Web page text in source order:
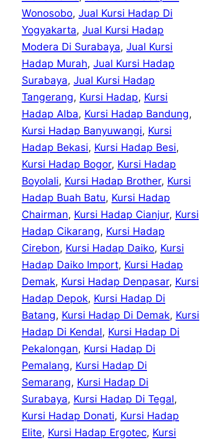
Wonosobo, Jual Kursi Hadap Di
Yogyakarta, Jual Kursi Hadap
Modera Di Surabaya, Jual Kursi
Hadap Murah, Jual Kursi Hadap
Surabaya, Jual Kursi Hadap
Tangerang, Kursi Hadap, Kursi
Hadap Alba, Kursi Hadap Bandung
Kursi Hadap Banyuwangi, Kursi
Hadap Bekasi, Kursi Hadap Besi
Kursi Hadap Bogor, Kursi Hadap
Boyolali, Kursi Hadap Brother, Kursi
Hadap Buah Batu, Kursi Hadap
Chairman, Kursi Hadap Cianjur, Kursi
Hadap Cikarang, Kursi Hadap
Cirebon, Kursi Hadap Daiko, Kursi
Hadap Daiko Import, Kursi Hadap
Demak, Kursi Hadap Denpasar, Kursi
Hadap Depok, Kursi Hadap Di
Batang, Kursi Hadap Di Demak, Kursi
Hadap Di Kendal, Kursi Hadap Di
Pekalongan, Kursi Hadap Di
Pemalang, Kursi Hadap Di
Semarang, Kursi Hadap Di
Surabaya, Kursi Hadap Di Tegal
Kursi Hadap Donati, Kursi Hadap
Elite, Kursi Hadap Ergotec, Kursi